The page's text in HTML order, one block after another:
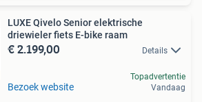
LUXE Qivelo Senior elektrische
driewieler fiets E-bike raam
€ 2.199,00 Details
Bezoek website
Topadvertentie
Vandaag